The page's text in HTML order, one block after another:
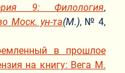
9: Филология,
Моск. ун-та(М.), № 4,
в прошлое
на книгу: Вега М.